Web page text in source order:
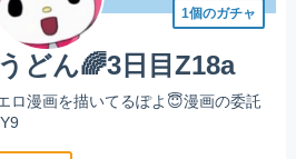
1個のガチャ
どん🌈3日目Z18a
ロ漫画を描いてるぽよ😇漫画の委託